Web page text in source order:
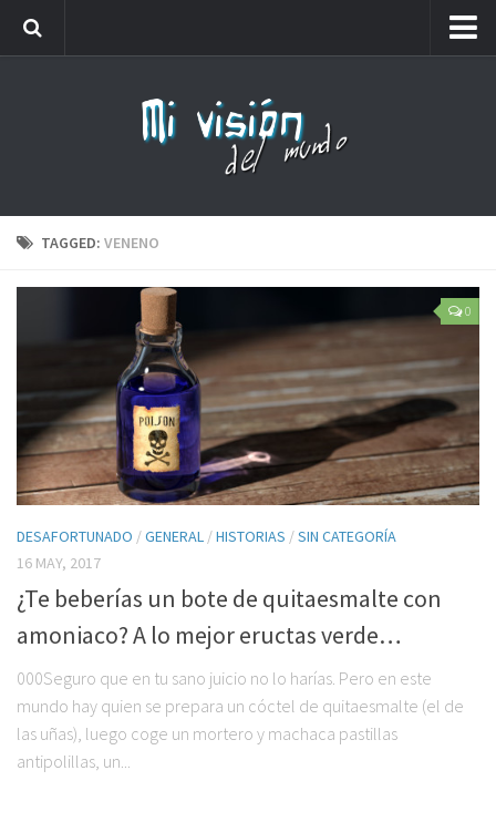
Lista de números de teléfono que no debes coger
TAGGED: VENENO
0
DESAFORTUNADO /GENERAL /HISTORIAS /SIN CATEGORÍA
16 MAY, 2017
¿Te beberías un bote de quitaesmalte con
amoniaco? A lo mejor eructas verde…
000Seguro que en tu sano juicio no lo harías. Pero en este
mundo hay quien se prepara un cóctel de quitaesmalte (el de
las uñas), luego coge un mortero y machaca pastillas
antipolillas, un...